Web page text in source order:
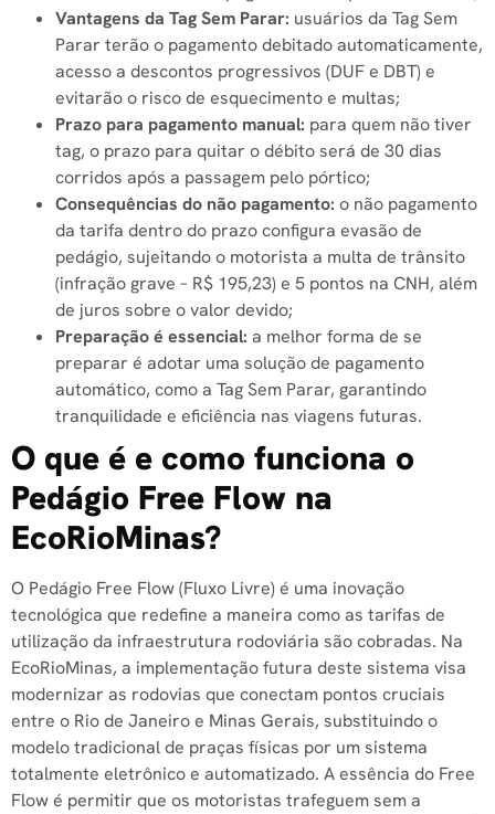
Vantagens da Tag Sem Parar: usuários da Tag Sem
Parar terão o pagamento debitado automaticamente,
acesso a descontos progressivos (DUF e DBT) e
evitarão o risco de esquecimento e multas;
Prazo para pagamento manual: para quem não tiver
tag, o prazo para quitar o débito será de 30 dias
corridos após a passagem pelo pórtico;
Consequências do não pagamento: o não pagamento
da tarifa dentro do prazo configura evasão de
pedágio, sujeitando o motorista a multa de trânsito
(infração grave – R$ 195,23) e 5 pontos na CNH, além
de juros sobre o valor devido;
Preparação é essencial: a melhor forma de se
preparar é adotar uma solução de pagamento
automático, como a Tag Sem Parar, garantindo
tranquilidade e eficiência nas viagens futuras.
O que é e como funciona o
Pedágio Free Flow na
EcoRioMinas?
O Pedágio Free Flow (Fluxo Livre) é uma inovação
tecnológica que redefine a maneira como as tarifas de
utilização da infraestrutura rodoviária são cobradas. Na
EcoRioMinas, a implementação futura deste sistema visa
modernizar as rodovias que conectam pontos cruciais
entre o Rio de Janeiro e Minas Gerais, substituindo o
modelo tradicional de praças físicas por um sistema
totalmente eletrônico e automatizado. A essência do Free
Flow é permitir que os motoristas trafeguem sem a